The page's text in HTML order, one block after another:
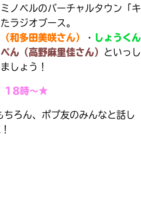
ノベルのバーチャルタウン「キ
ラジオブース。
和多田美咲さん） ・
しょうくん
ん（高野麻里佳さん）
といっし
しょう！
18時～★
ろん、ポプ友のみんなと話し